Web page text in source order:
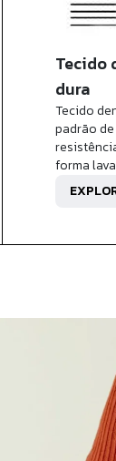
Tecido
dura
Tecido
padrão
forma